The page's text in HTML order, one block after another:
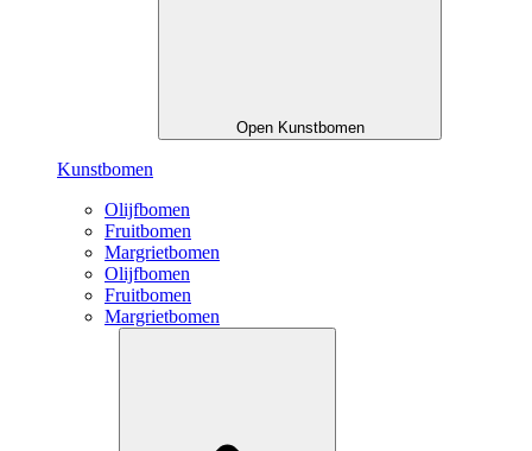
Open Kunstbomen
Kunstbomen
Olijfbomen
Fruitbomen
Margrietbomen
Olijfbomen
Fruitbomen
Margrietbomen